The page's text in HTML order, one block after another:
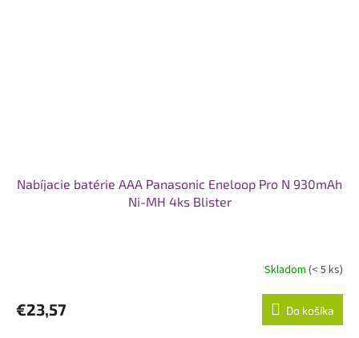
Nabíjacie batérie AAA Panasonic Eneloop Pro N 930mAh
Ni-MH 4ks Blister
Skladom (< 5 ks)
€23,57 Do košíka